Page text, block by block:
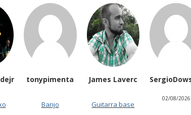
Banjo
James Laverc
Guitarra base
SergioDowsder